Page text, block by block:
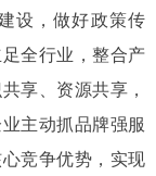
设，做好政策传
全行业，整合产
享、资源共享，
主动抓品牌强服
竞争优势，实现